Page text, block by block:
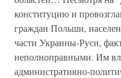
конституцию и
граждан Польши,
части Украины-Руси,
неполноправными. Им
административно-